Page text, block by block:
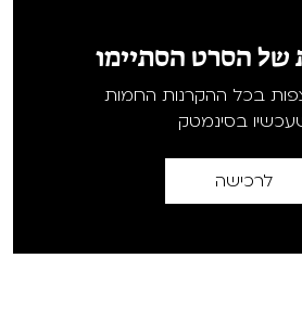
של הסרט הסתיימו
בכל ההקרנות החמות
בסינמטק
לרכישה